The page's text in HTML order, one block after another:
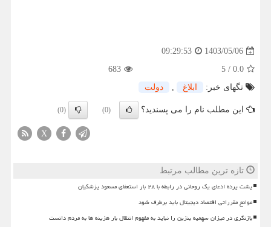
1403/05/06
09:29:53
0.0
/
5
683
تگهای خبر:
ابلاغ , دولت
این مطلب نام را می پسندید؟ (0)
(0)
X
تازه ترین مطالب مرتبط
پشت پرده ادعای یک روحانی در رابطه با ۲۸ بار استعفای مسعود پزشکیان
موانع مقرراتی اقتصاد دیجیتال باید برطرف شود
بازنگری در میزان سهمیه بنزین را نباید به مفهوم انتقال بار هزینه ها به مردم دانست